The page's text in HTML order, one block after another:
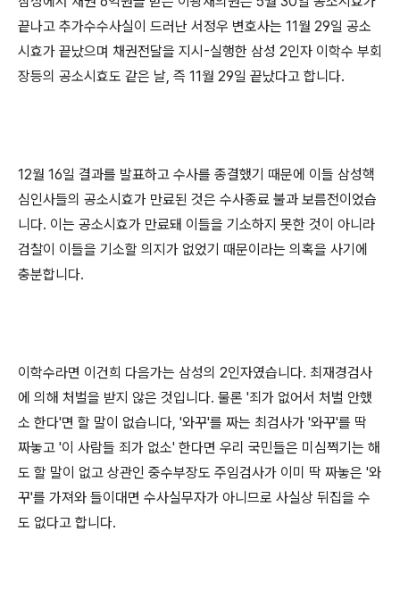
끝나고 추가수수사실이 드러난 서정우 변호사는 11월 29일 공소
시효가 끝났으며 채권전달을 지시-실행한 삼성 2인자 이학수 부회
장등의 공소시효도 같은 날, 즉 11월 29일 끝났다고 합니다.
12월 16일 결과를 발표하고 수사를 종결했기 때문에 이들 삼성핵
심인사들의 공소시효가 만료된 것은 수사종료 불과 보름전이었습
니다. 이는 공소시효가 만료돼 이들을 기소하지 못한 것이 아니라
검찰이 이들을 기소할 의지가 없었기 때문이라는 의혹을 사기에
충분합니다.
이학수라면 이건희 다음가는 삼성의 2인자였습니다. 최재경검사
에 의해 처벌을 받지 않은 것입니다. 물론 '죄가 없어서 처벌 안했
소 한다'면 할 말이 없습니다, '와꾸'를 짜는 최검사가 '와꾸'를 딱
짜놓고 '이 사람들 죄가 없소' 한다면 우리 국민들은 미심쩍기는 해
도 할 말이 없고 상관인 중수부장도 주임검사가 이미 딱 짜놓은 '와
꾸'를 가져와 들이대면 수사실무자가 아니므로 사실상 뒤집을 수
도 없다고 합니다.